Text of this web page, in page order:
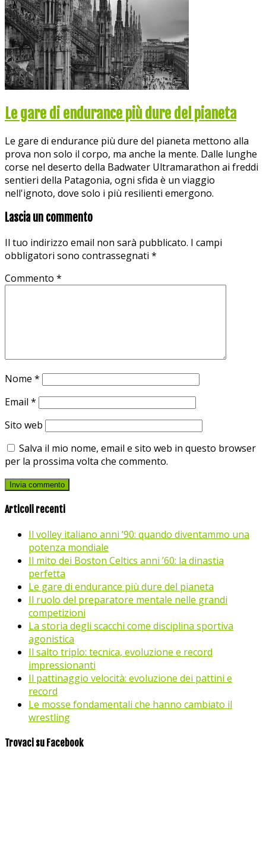
Le gare di endurance più dure del pianeta
Le gare di endurance più dure del pianeta mettono alla
prova non solo il corpo, ma anche la mente. Dalle lunghe
corse nel deserto della Badwater Ultramarathon ai freddi
sentieri della Patagonia, ogni sfida è un viaggio
nell'ignoto, dove solo i più resilienti emergono.
Lascia un commento
Il tuo indirizzo email non sarà pubblicato. I campi
obbligatori sono contrassegnati *
Commento *
Nome *
Email *
Sito web
Salva il mio nome, email e sito web in questo browser
per la prossima volta che commento.
Articoli recenti
Il volley italiano anni ’90: quando diventammo una
potenza mondiale
Il mito dei Boston Celtics anni ’60: la dinastia
perfetta
Le gare di endurance più dure del pianeta
Il ruolo del preparatore mentale nelle grandi
competizioni
La storia degli scacchi come disciplina sportiva
agonistica
Il salto triplo: tecnica, evoluzione e record
impressionanti
Il pattinaggio velocità: evoluzione dei pattini e
record
Le mosse fondamentali che hanno cambiato il
wrestling
Trovaci su Facebook